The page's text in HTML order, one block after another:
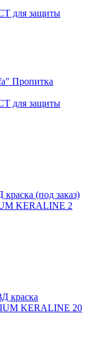
для защиты
для защиты
KERALINE 2
KERALINE 20